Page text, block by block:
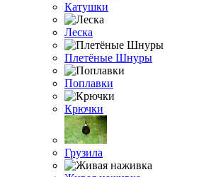
Катушки
Леска
Плетёные Шнуры
Поплавки
Крючки
Грузила